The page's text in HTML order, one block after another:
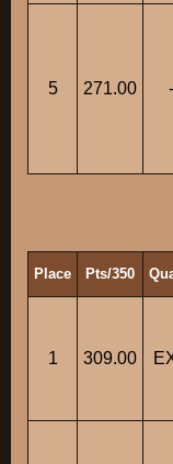
5 271.00 -
Place Pts/350
1 309.00